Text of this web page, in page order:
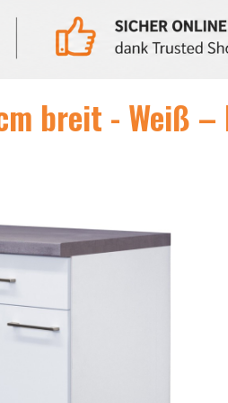
ab 300 cm
breit - Weiß –